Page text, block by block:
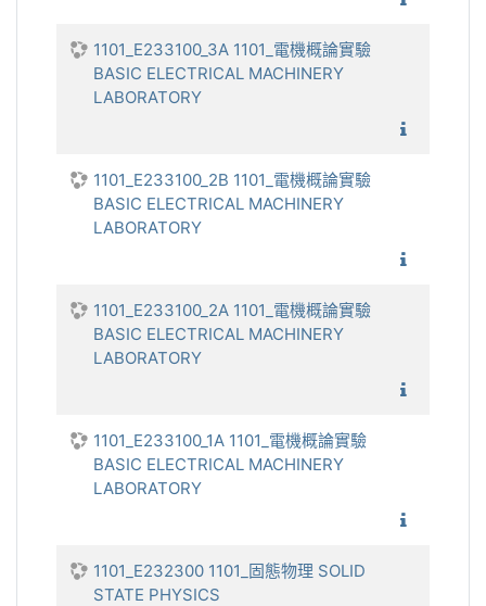
1101_E233100_3A 1101_電機概論實驗
BASIC ELECTRICAL MACHINERY
LABORATORY
1101_E233100_2B 1101_電機概論實驗
BASIC ELECTRICAL MACHINERY
LABORATORY
1101_E233100_2A 1101_電機概論實驗
BASIC ELECTRICAL MACHINERY
LABORATORY
1101_E233100_1A 1101_電機概論實驗
BASIC ELECTRICAL MACHINERY
LABORATORY
1101_E232300 1101_固態物理 SOLID
STATE PHYSICS